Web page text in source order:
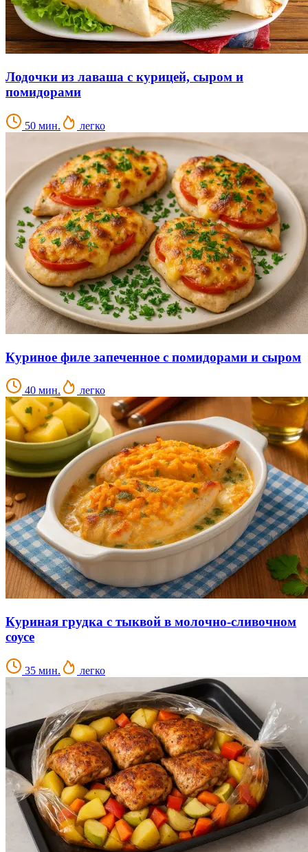
Лодочки из лаваша с курицей, сыром и
помидорами
50 мин. легко
Куриное филе запеченное с помидорами и сыром
40 мин. легко
Куриная грудка с тыквой в молочно-сливочном
соусе
35 мин. легко